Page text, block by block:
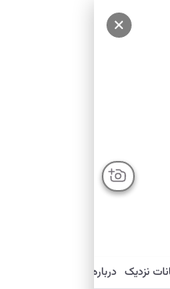
نزدیک درباره